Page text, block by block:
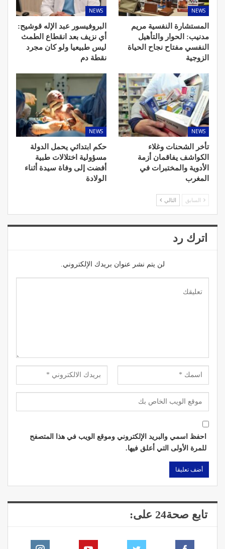
NEWS
المستشارة النفسية مريم
مدنيب: الحوار والتأهيل
النفسي مفتاح نجاح الحياة
الزوجية
NEWS
البروفيسور عبد الإله قوشيح:
أي نزيف بعد انقطاع الطمث
ليس طبيعيا ولو كان مجرد
نقطة دم
NEWS
تأخر الشحنات وغلاء
الكواشف يفاقمان أزمة
الأدوية والمختبرات في
المغرب
NEWS
حكم ابتدائي يحمل الدولة
مسؤولية اختلالات طبية
أفضت إلى وفاة سيدة أثناء
الولادة
السابق التالي
اترك رد
لن يتم نشر عنوان بريدك الإلكتروني.
احفظ اسمي والبريد الإلكتروني وموقع الويب في هذا المتصفح
للمرة الأولى التي أعلق فيها.
تابع صحة24 على: